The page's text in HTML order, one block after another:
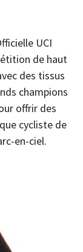
UCI
de haut
des tissus
champions
offrir des
cycliste de
en-ciel.